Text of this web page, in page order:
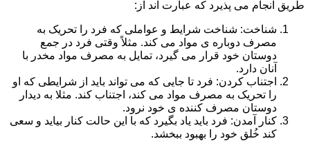
طریق انجام می پذیرد که عبارت اند از:
شناخت: شناخت شرایط و عواملی که فرد را تحریک به
مصرف دوباره ی مواد می کند. مثلاً وقتی فرد در جمع
دوستان خود قرار می گیرد، تمایل به مصرف مواد مخدر با
آنان دارد.
اجتناب کردن: فرد تا جایی که می تواند باید از شرایطی که او
را تحریک به مصرف مواد می کند، اجتناب کند. مثلا به دیدار
دوستان مصرف کننده ی خود نرود.
کنار آمدن: فرد باید یاد بگیرد که با این حالت کنار بیاید و سعی
کند خُلق خود را بهبود ببخشد.